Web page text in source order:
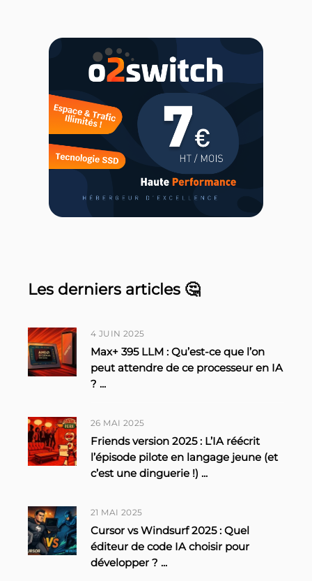
Les derniers articles 🤔
4 JUIN 2025
Max+ 395 LLM : Qu’est-ce que l’on
peut attendre de ce processeur en IA
? ...
26 MAI 2025
Friends version 2025 : L’IA réécrit
l’épisode pilote en langage jeune (et
c’est une dinguerie !) ...
21 MAI 2025
Cursor vs Windsurf 2025 : Quel
éditeur de code IA choisir pour
développer ? ...